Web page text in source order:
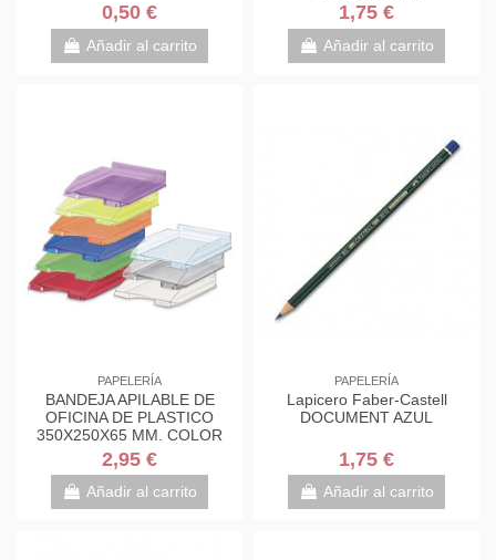
0,50 €
Añadir al carrito
1,75 €
Añadir al carrito
PAPELERÍA
BANDEJA APILABLE DE
OFICINA DE PLASTICO
350X250X65 MM. COLOR
TRANSPARENTE FAIBO 93-
23
2,95 €
Añadir al carrito
PAPELERÍA
Lapicero Faber-Castell
DOCUMENT AZUL
1,75 €
Añadir al carrito